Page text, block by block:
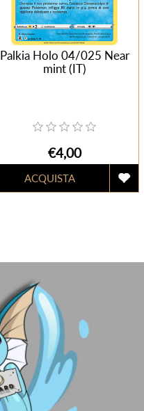
Palkia Holo 04/025 Near
mint (IT)
€4,00